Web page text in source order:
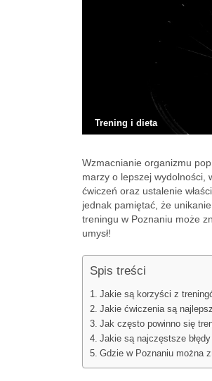
Trening i dieta
Wzmacnianie organizmu
marzy o lepszej wydolności,
ćwiczeń oraz ustalenie
jednak pamiętać, że
treningu w Poznaniu może
umysł!
Spis treści
Jakie są korzyści z
Jakie ćwiczenia są
Jak często powinno się
Jakie są najczęstsze
Gdzie w Poznaniu można